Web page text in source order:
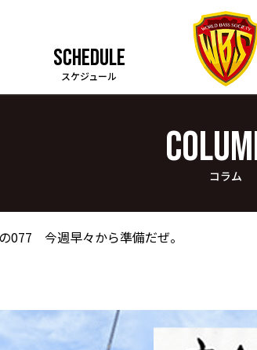
SCHEDULE
スケジュール
コラム
077 今週早々から準備だぜ。